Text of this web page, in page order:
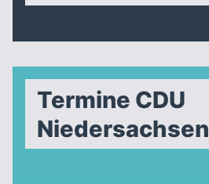
Termine CDU
Niedersachsen